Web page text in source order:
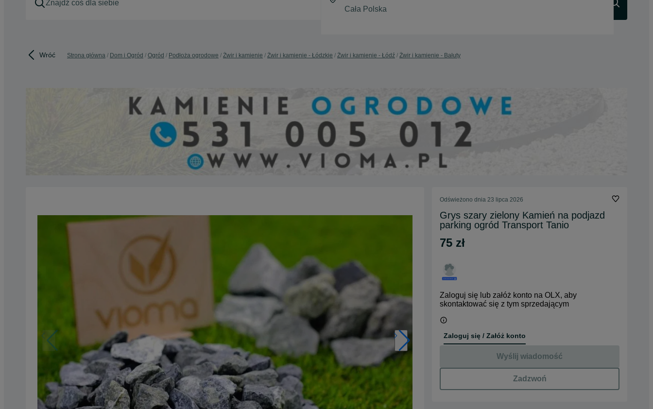
Wróć Strona główna Dom i Ogród Ogród Podłoża ogrodowe Żwir i kamienie Żwir i kamienie - Łódzkie Żwir i kamienie - Łódź Żwir i kamienie - Bałuty
Odświeżono dnia 23 lipca 2026
Grys szary zielony Kamień na podjazd
parking ogród Transport Tanio
75 zł
Zaloguj się lub załóż konto na OLX, aby
skontaktować się z tym sprzedającym
Zaloguj się / Załóż konto
Wyślij wiadomość
Zadzwoń